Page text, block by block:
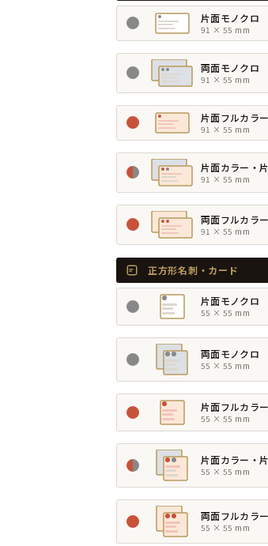
片面モノクロ
91 × 55 mm
両面モノクロ
91 × 55 mm
片面フルカラー
91 × 55 mm
片面カラー・
91 × 55 mm
両面フルカラー
91 × 55 mm
正方形名刺・カード
片面モノクロ
55 × 55 mm
両面モノクロ
55 × 55 mm
片面フルカラー
55 × 55 mm
片面カラー・
55 × 55 mm
両面フルカラー
55 × 55 mm